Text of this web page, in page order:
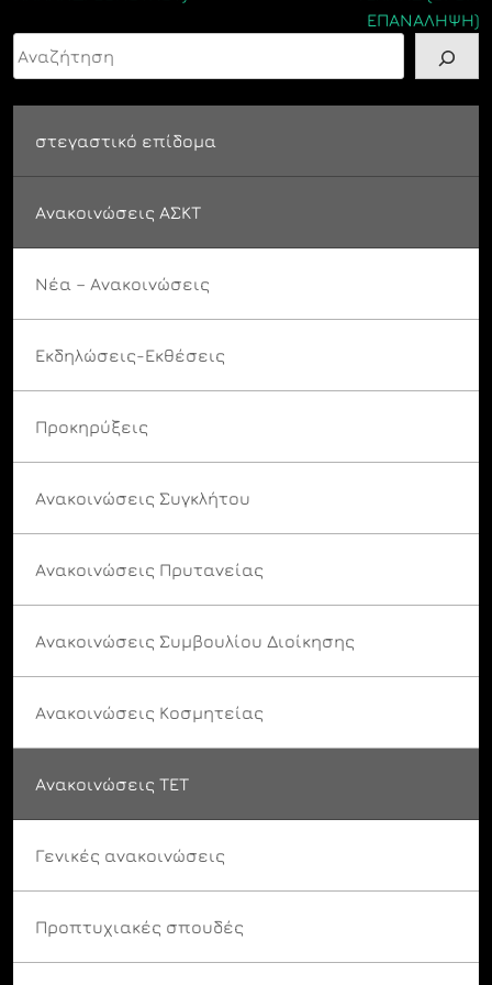
ΕΠΑΝΑΛΗΨΗ)
Αναζήτηση
στεγαστικό επίδομα
Ανακοινώσεις ΑΣΚΤ
Νέα – Ανακοινώσεις
Εκδηλώσεις-Εκθέσεις
Προκηρύξεις
Ανακοινώσεις Συγκλήτου
Ανακοινώσεις Πρυτανείας
Ανακοινώσεις Συμβουλίου Διοίκησης
Ανακοινώσεις Κοσμητείας
Ανακοινώσεις ΤΕΤ
Γενικές ανακοινώσεις
Προπτυχιακές σπουδές